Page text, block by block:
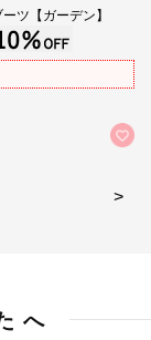
ツ【ガーデン】
>
へ